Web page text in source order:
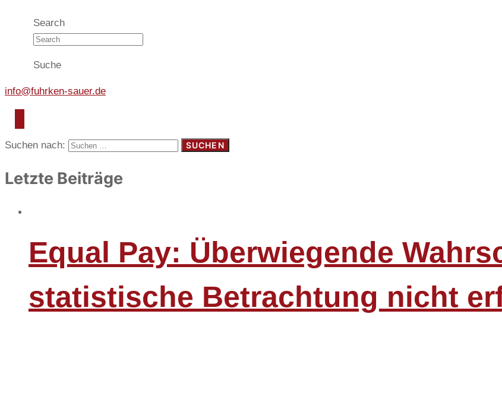
Search
Suche
info@fuhrken-sauer.de
Suchen nach:
Letzte Beiträge
Equal Pay: Überwiegende
statistische Betrachtung nicht